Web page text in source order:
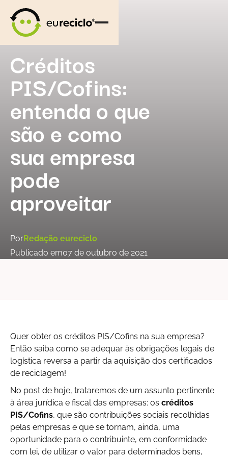
Créditos
PIS/Cofins:
entenda o que
são e como
sua empresa
pode
aproveitar
PorRedação eureciclo
Publicado em07 de outubro de 2021
Quer obter os créditos PIS/Cofins na sua empresa?
Então saiba como se adequar às obrigações legais de
logística reversa a partir da aquisição dos certificados
de reciclagem!
No post de hoje, trataremos de um assunto pertinente
à área jurídica e fiscal das empresas: os créditos
PIS/Cofins, que são contribuições sociais recolhidas
pelas empresas e que se tornam, ainda, uma
oportunidade para o contribuinte, em conformidade
com lei, de utilizar o valor para determinados bens,